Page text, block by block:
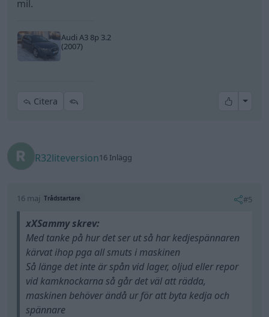
mil.
Audi A3 8p 3.2
(2007)
Citera All
R32liteversion16 Inlägg
16 maj Trådstartare #5
xXSammy skrev:
Med tanke på hur det ser ut så har kedjespännaren
kärvat ihop pga all smuts i maskinen
Så länge det inte är spån vid lager, oljud eller repor
vid kamknockarna så går det väl att rädda,
maskinen behöver ändå ur för att byta kedja och
spännare